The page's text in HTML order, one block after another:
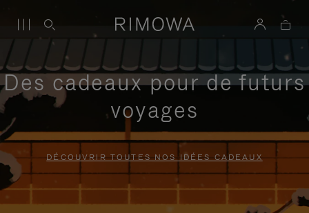
Des cadeaux pour de futurs
voyages
DÉCOUVRIR TOUTES NOS IDÉES CADEAUX